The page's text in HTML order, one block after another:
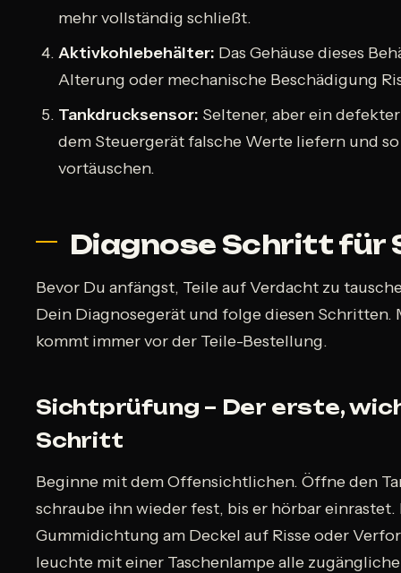
mehr vollständig schließt.
Aktivkohlebehälter: Das Gehäuse dieses
Alterung oder mechanische Beschädigung
Tankdrucksensor: Seltener, aber ein
dem Steuergerät falsche Werte liefern und
vortäuschen.
Diagnose Schritt für
Bevor Du anfängst, Teile auf Verdacht zu
Dein Diagnosegerät und folge diesen Schritten.
kommt immer vor der Teile-Bestellung.
Sichtprüfung – Der erste,
Schritt
Beginne mit dem Offensichtlichen. Öffne den
schraube ihn wieder fest, bis er hörbar einrastet.
Gummidichtung am Deckel auf Risse oder
leuchte mit einer Taschenlampe alle